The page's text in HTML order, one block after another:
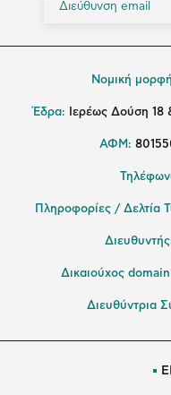
Νομική
Έδρα: Ιερέως Δούση 18
ΑΦΜ:
Πληροφορίες / Δελτία
Δικαιούχος
Διευθύντρια